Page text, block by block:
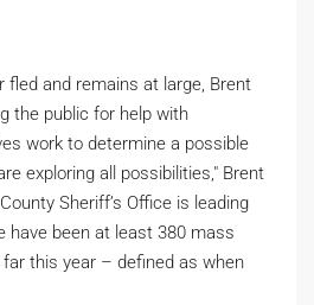
and remains at large, Brent
the public for help with
work to determine a possible
exploring all possibilities," Brent
Sheriff’s Office is leading
have been at least 380 mass
this year – defined as when